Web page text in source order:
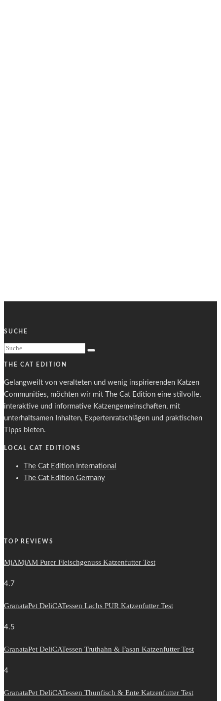
SUCHE
THE CAT EDITION
Gelangweilt von veralteten und wenig inspirierenden Katzen
Communities, möchten wir mit The Cat Edition eine stilvolle,
interaktive und informative Katzengemeinschaften, mit
unterhaltsamen Inhalten, Expertenratschlägen und praktischen
Tipps bieten.
LOCAL CAT EDITIONS
The Cat Edition International
The Cat Edition Germany
TOP REVIEWS
MjAMjAM Purer Fleischgenuss Katzenfutter Test
4.7
GranataPet DeliCATessen Lachs PUR Katzenfutter Test
4.5
GranataPet DeliCATessen Truthahn & Fasan Katzenfutter Test
4
GranataPet DeliCATessen Thunfisch & Ente Katzenfutter Test